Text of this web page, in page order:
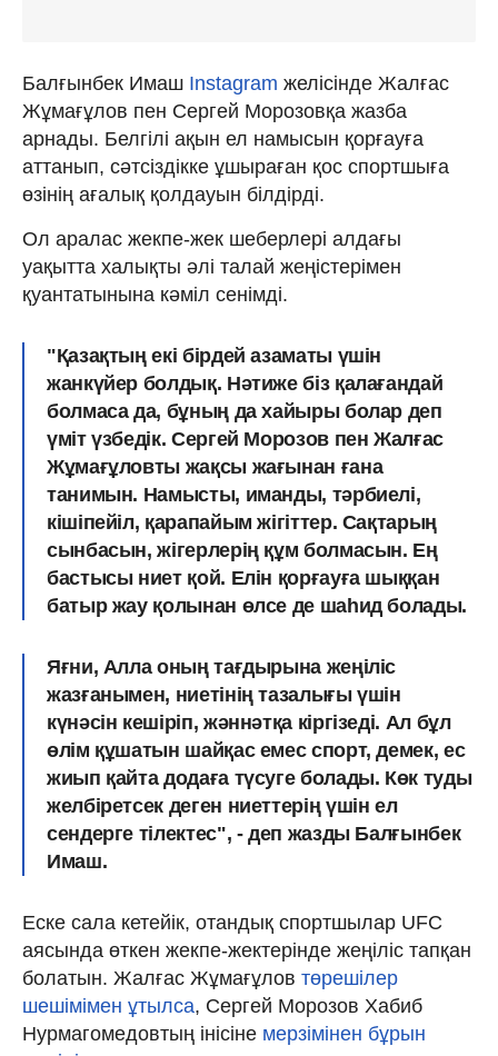
Балғынбек Имаш Instagram желісінде Жалғас
Жұмағұлов пен Сергей Морозовқа жазба
арнады. Белгілі ақын ел намысын қорғауға
аттанып, сәтсіздікке ұшыраған қос спортшыға
өзінің ағалық қолдауын білдірді.
Ол аралас жекпе-жек шеберлері алдағы
уақытта халықты әлі талай жеңістерімен
қуантатынына кәміл сенімді.
"Қазақтың екі бірдей азаматы үшін
жанкүйер болдық. Нәтиже біз қалағандай
болмаса да, бұның да хайыры болар деп
үміт үзбедік. Сергей Морозов пен Жалғас
Жұмағұловты жақсы жағынан ғана
танимын. Намысты, иманды, тәрбиелі,
кішіпейіл, қарапайым жігіттер. Сақтарың
сынбасын, жігерлерің құм болмасын. Ең
бастысы ниет қой. Елін қорғауға шыққан
батыр жау қолынан өлсе де шаһид болады.
Яғни, Алла оның тағдырына жеңіліс
жазғанымен, ниетінің тазалығы үшін
күнәсін кешіріп, жәннәтқа кіргізеді. Ал бұл
өлім құшатын шайқас емес спорт, демек, ес
жиып қайта додаға түсуге болады. Көк туды
желбіретсек деген ниеттерің үшін ел
сендерге тілектес", - деп жазды Балғынбек
Имаш.
Еске сала кетейік, отандық спортшылар UFC
аясында өткен жекпе-жектерінде жеңіліс тапқан
болатын. Жалғас Жұмағұлов төрешілер
шешімімен ұтылса, Сергей Морозов Хабиб
Нурмагомедовтың інісіне мерзімінен бұрын